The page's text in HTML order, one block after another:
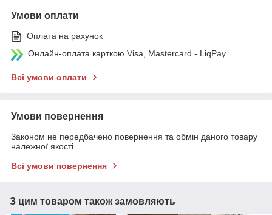
Умови оплати
Оплата на рахунок
Онлайн-оплата карткою Visa, Mastercard - LiqPay
Всі умови оплати
Умови повернення
Законом не передбачено повернення та обмін даного товару
належної якості
Всі умови повернення
З цим товаром також замовляють